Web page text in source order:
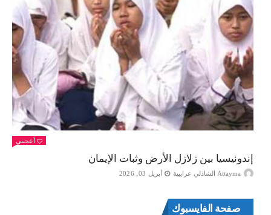
أعجبني
إندونيسيا بين زلازل الأرض وثبات الإيمان
Attayma الشاذلي عرايبية أبريل 03, 2026
صفحة الفايسبوك